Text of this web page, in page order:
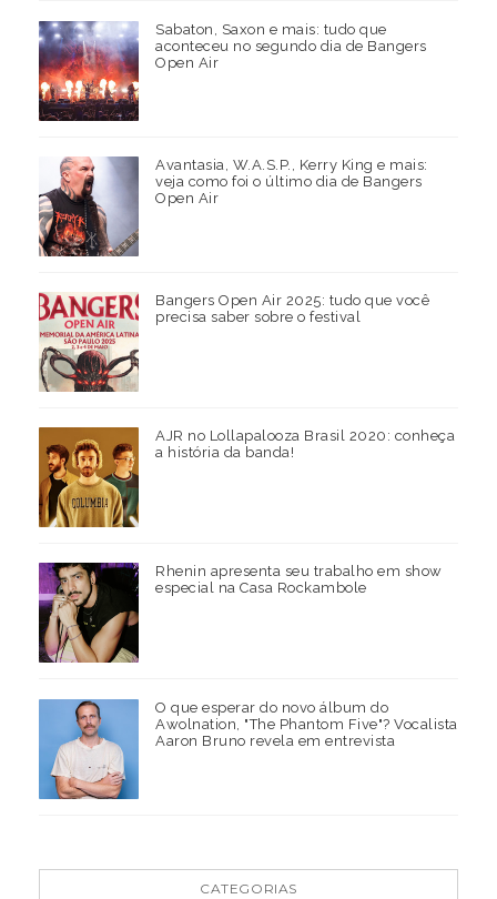
Sabaton, Saxon e mais: tudo que
aconteceu no segundo dia de Bangers
Open Air
Avantasia, W.A.S.P., Kerry King e mais:
veja como foi o último dia de Bangers
Open Air
Bangers Open Air 2025: tudo que você
precisa saber sobre o festival
AJR no Lollapalooza Brasil 2020: conheça
a história da banda!
Rhenin apresenta seu trabalho em show
especial na Casa Rockambole
O que esperar do novo álbum do
Awolnation, "The Phantom Five"? Vocalista
Aaron Bruno revela em entrevista
CATEGORIAS